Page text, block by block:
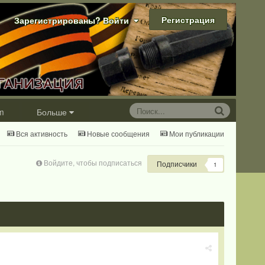
Зарегистрированы? Войти Регистрация
Больше
Вся активность Новые сообщения Мои публикации
Войдите, чтобы подписаться Подписчики 1